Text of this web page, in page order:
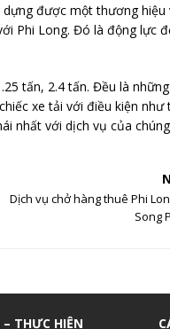
được một thương
Phi Long. Đó là động lực
tấn, 2.4 tấn. Đều là
xe tải với điều kiện như
nhất với dịch vụ của
Dịch vụ chở hàng thuê Phi
Song
– THỰC HIỆN